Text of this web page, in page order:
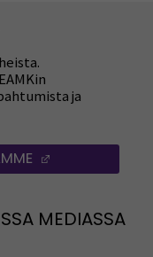
ja
MEDIASSA